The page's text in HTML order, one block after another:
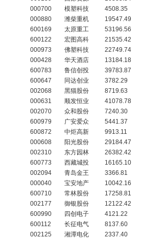
000700
模塑科技 4508.35
000880
潍柴重机 19547.49
600169
太原重工 53196.56
600122
宏图高科 21535.42
000973
佛塑科技 22749.74
000428
华天酒店 13184.18
600783
鲁信创投 39783.87
600647
同达创业 3782.29
002068
黑猫股份 8719.63
000631
顺发恒业 41078.78
002070
众和股份 7240.30
600979
广安爱众 5441.37
600872
中炬高新 9913.11
000608
阳光股份 29184.47
002310
东方园林 26382.42
600773
西藏城投 16165.10
002094
青岛金王 3366.81
000040
宝安地产 10042.16
600710
常林股份 17258.81
002177
御银股份 12122.42
600990
四创电子 4121.22
600112
长征电气 8137.60
002125
湘潭电化 2337.40